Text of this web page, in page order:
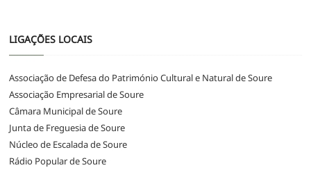
LIGAÇÕES LOCAIS
Associação de Defesa do Património Cultural e Natural de Soure
Associação Empresarial de Soure
Câmara Municipal de Soure
Junta de Freguesia de Soure
Núcleo de Escalada de Soure
Rádio Popular de Soure